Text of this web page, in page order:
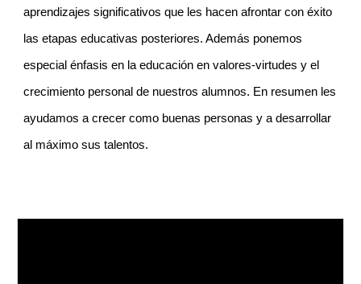
aprendizajes significativos que les hacen afrontar con éxito
las etapas educativas posteriores. Además ponemos
especial énfasis en la educación en valores-virtudes y el
crecimiento personal de nuestros alumnos. En resumen les
ayudamos a crecer como buenas personas y a desarrollar
al máximo sus talentos.